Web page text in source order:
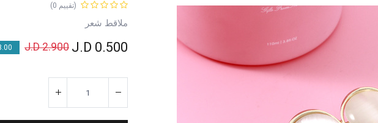
(تقييم 0)
ملاقط شعر
0.500
2.900
J.D
% OFF